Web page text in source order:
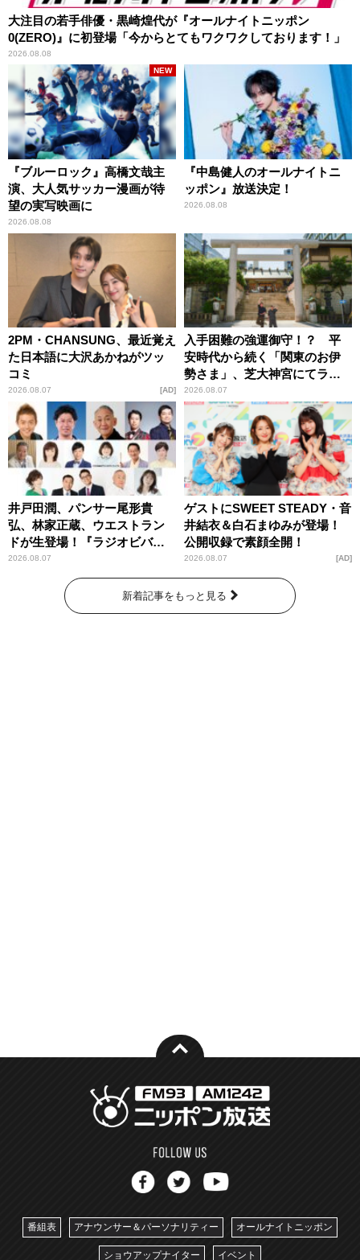
大注目の若手俳優・黒崎煌代が『オールナイトニッポン
0(ZERO)』に初登場「今からとてもワクワクしております！」
2026.08.08
『ブルーロック』高橋文哉主
演、大人気サッカー漫画が待
望の実写映画に
2026.08.08
NEW
『中島健人のオールナイトニ
ッポン』放送決定！
2026.08.08
2PM・CHANSUNG、最近覚え
た日本語に大沢あかねがツッ
コミ
2026.08.07 AD
入手困難の強運御守！？ 平
安時代から続く「関東のお伊
勢さま」、芝大神宮にてラン
パンプスが合格祈願！
2026.08.07
井戸田潤、パンサー尾形貴
弘、林家正蔵、ウエストラン
ドが生登場！『ラジオビバリ
ー昼ズ』
2026.08.07
ゲストにSWEET STEADY・音
井結衣＆白石まゆみが登場！
公開収録で素顔全開！
2026.08.07 AD
新着記事をもっと見る
番組表 アナウンサー＆パーソナリティー オールナイトニッポン
ショウアップナイター イベント